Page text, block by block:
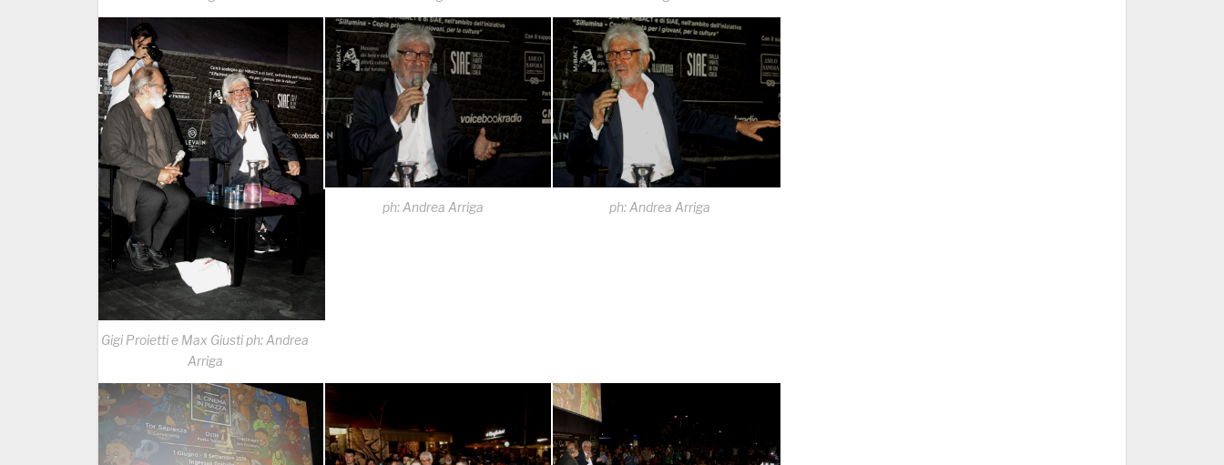
Gigi Proietti e Max Giusti ph: Andrea
Arriga
ph: Andrea Arriga ph: Andrea Arriga